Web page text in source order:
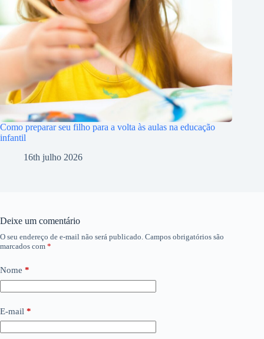
Como preparar seu filho para a volta às aulas na educação
infantil
16th julho 2026
Deixe um comentário
O seu endereço de e-mail não será publicado. Campos obrigatórios são
marcados com *
Nome *
E-mail *